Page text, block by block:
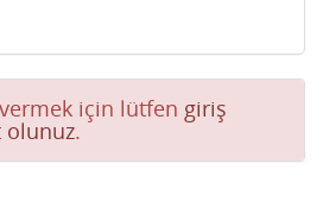
için lütfen giriş
olunuz.